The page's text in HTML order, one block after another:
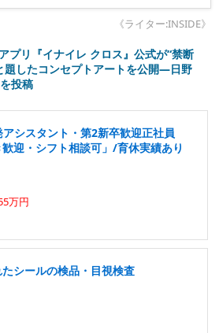
《ライター:INSIDE》
プリ『イナイレ クロス』公式が“禁断
題したコンセプトアートを公開―日野
投稿
シスタント・第2新卒歓迎正社員
歓迎・シフト相談可」/育休実績あり
万円
シールの検品・目視検査